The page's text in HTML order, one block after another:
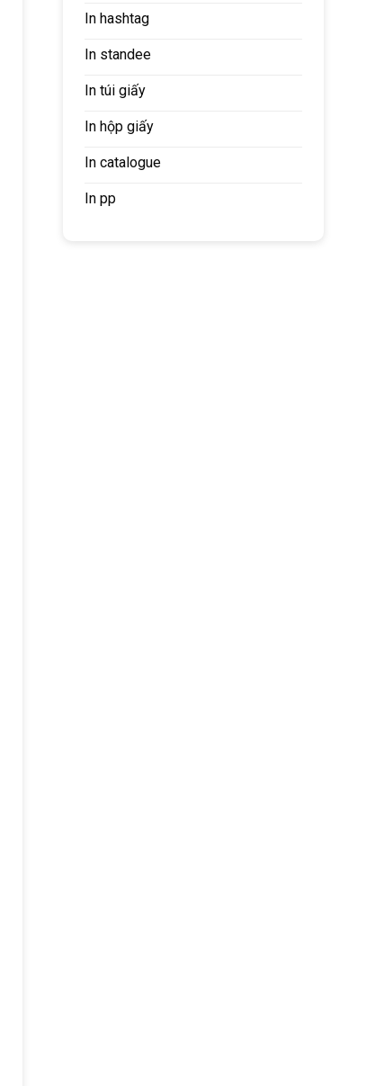
In hashtag
In standee
In túi giấy
In hộp giấy
In catalogue
In pp